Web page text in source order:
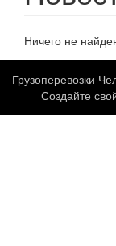
Ничего не
Грузоперевозки
Создайте